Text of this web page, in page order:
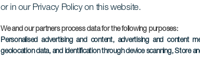
or in our Privacy Policy on this website.
We and our partners process data for the following purposes:
Personalised advertising and content, advertising and content
geolocation data, and identification through device scanning, Store